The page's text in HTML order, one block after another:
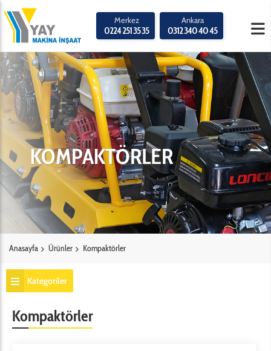
Merkez
0224 251 35 35
Ankara
0312 340 40 45
KOMPAKTÖRLER
Anasayfa Ürünler Kompaktörler
Kategoriler
Kompaktörler